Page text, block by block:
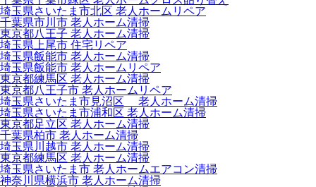
埼玉県さいたま市北区 老人ホームリペア
千葉県市川市 老人ホーム清掃
東京都八王子 老人ホーム清掃
埼玉県上尾市 住宅リペア
埼玉県飯能市 老人ホーム清掃
埼玉県飯能市 老人ホームリペア
東京都練馬区 老人ホーム清掃
東京都八王子市 老人ホームリペア
埼玉県さいたま市見沼区 老人ホーム清掃
埼玉県さいたま市浦和区 老人ホーム清掃
東京都足立区 老人ホーム清掃
千葉県柏市 老人ホーム清掃
埼玉県川越市 老人ホーム清掃
東京都練馬区 老人ホーム清掃
埼玉県さいたま市 老人ホームエアコン清掃
神奈川県横浜市 老人ホーム清掃